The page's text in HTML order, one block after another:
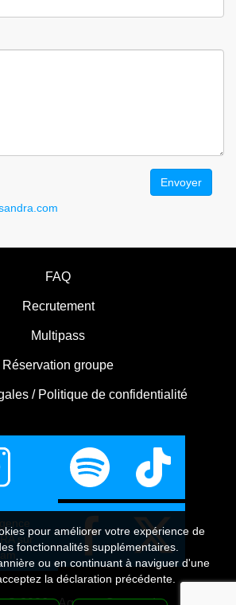
FAQ
Recrutement
Multipass
Réservation groupe
/ Politique de confidentialité
sur
pour améliorer votre expérience de
fonctionnalités supplémentaires.
ou en continuant à naviguer d'une
la déclaration précédente.